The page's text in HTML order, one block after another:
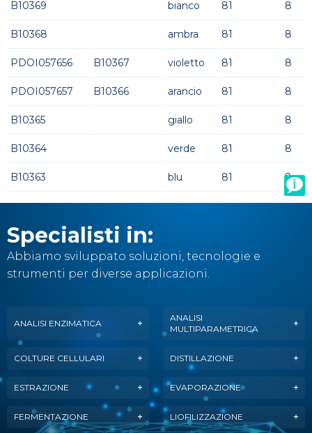
B10369 bianco 81 8
B10368 ambra 81 8
PDOI057656 B10367 violetto 81 8
PDOI057657 B10366 arancio 81 8
B10365 giallo 81 8
B10364 verde 81 8
B10363 blu 81 8
Specialisti in:
Abbiamo sviluppato soluzioni, tecnologie e
strumenti per diverse applicazioni.
ANALISI ENZIMATICA
ANALISI
MULTIPARAMETRICA
COLTURE CELLULARI DISTILLAZIONE
ESTRAZIONE EVAPORAZIONE
FERMENTAZIONE LIOFILIZZAZIONE